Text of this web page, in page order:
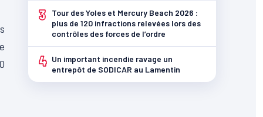
3
Tour des Yoles et Mercury Beach 2026 :
plus de 120 infractions relevées lors des
contrôles des forces de l’ordre
4 Un important incendie ravage un
entrepôt de SODICAR au Lamentin